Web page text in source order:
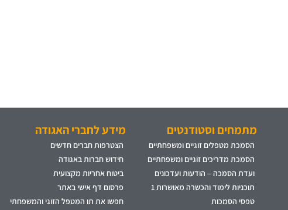
מתמחים וסטודנטים
הסמכת מטפלים זוגיים ומשפחתיים
הסמכת מדריכים זוגיים ומשפחתיים
ועדת הסמכה – הודעות ועדכונים
תוכניות לימוד והכשרה מאושרות 1
טפסי הסמכות
מידע לחברי האגודה
הצטרפות חברים חדשים
חידוש חברות באגודה
ביטוח אחריות מקצועית
פרסום דף אישי באתר
חפשו את תו המטפל הזוגי והמשפחתי